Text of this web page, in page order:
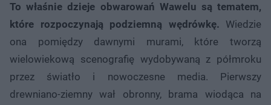
To właśnie dzieje obwarowań Wawelu są tematem,
które rozpoczynają podziemną wędrówkę. Wiedzie
ona pomiędzy dawnymi murami, które tworzą
wielowiekową scenografię wydobywaną z półmroku
przez światło i nowoczesne media. Pierwszy
drewniano-ziemny wał obronny, brama wiodąca na